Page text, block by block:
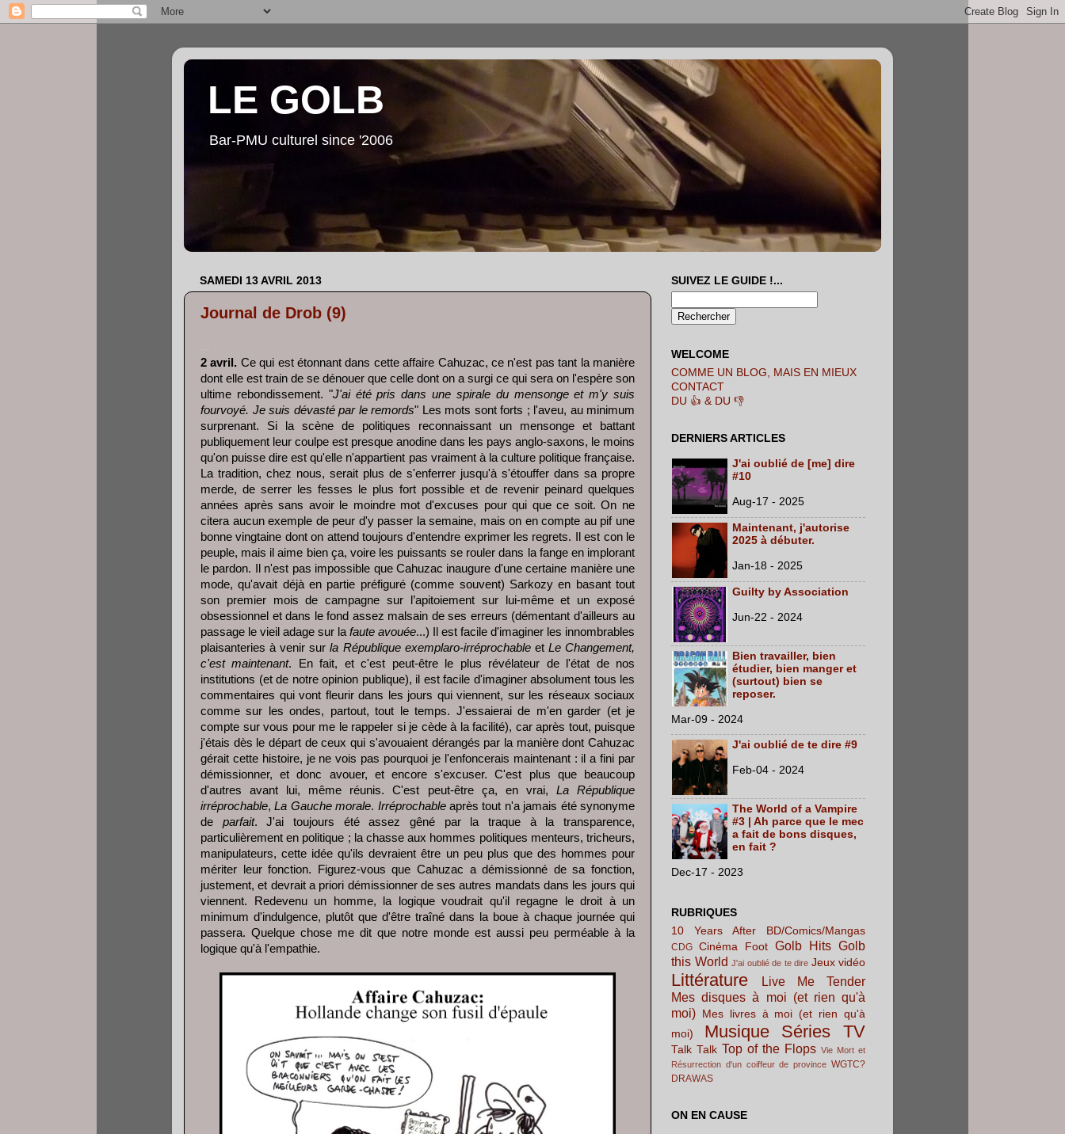
LE GOLB
Bar-PMU culturel since '2006
SAMEDI 13 AVRIL 2013
Journal de Drob (9)
2 avril. Ce qui est étonnant dans cette affaire Cahuzac, ce n'est pas tant la manière
dont elle est train de se dénouer que celle dont on a surgi ce qui sera on l'espère son
ultime rebondissement. "J'ai été pris dans une spirale du mensonge et m'y suis
fourvoyé. Je suis dévasté par le remords" Les mots sont forts ; l'aveu, au minimum
surprenant. Si la scène de politiques reconnaissant un mensonge et battant
publiquement leur coulpe est presque anodine dans les pays anglo-saxons, le moins
qu'on puisse dire est qu'elle n'appartient pas vraiment à la culture politique française.
La tradition, chez nous, serait plus de s'enferrer jusqu'à s'étouffer dans sa propre
merde, de serrer les fesses le plus fort possible et de revenir peinard quelques
années après sans avoir le moindre mot d'excuses pour qui que ce soit. On ne
citera aucun exemple de peur d'y passer la semaine, mais on en compte au pif une
bonne vingtaine dont on attend toujours d'entendre exprimer les regrets. Il est con le
peuple, mais il aime bien ça, voire les puissants se rouler dans la fange en implorant
le pardon. Il n'est pas impossible que Cahuzac inaugure d'une certaine manière une
mode, qu'avait déjà en partie préfiguré (comme souvent) Sarkozy en basant tout
son premier mois de campagne sur l’apitoiement sur lui-même et un exposé
obsessionnel et dans le fond assez malsain de ses erreurs (démentant d'ailleurs au
passage le vieil adage sur la faute avouée...) Il est facile d'imaginer les innombrables
plaisanteries à venir surla République exemplaro-irréprochableet Le Changement,
c'est maintenant. En fait, et c'est peut-être le plus révélateur de l'état de nos
institutions (et de notre opinion publique), il est facile d'imaginer absolument tous les
commentaires qui vont fleurir dans les jours qui viennent, sur les réseaux sociaux
comme sur les ondes, partout, tout le temps. J'essaierai de m'en garder (et je
compte sur vous pour me le rappeler si je cède à la facilité), car après tout, puisque
j'étais dès le départ de ceux qui s'avouaient dérangés par la manière dont Cahuzac
gérait cette histoire, je ne vois pas pourquoi je l'enfoncerais maintenant : il a fini par
démissionner, et donc avouer, et encore s'excuser. C'est plus que beaucoup
d'autres avant lui, même réunis. C'est peut-être ça, en vrai, La République
irréprochable,La Gauche morale. Irréprochableaprès tout n'a jamais été synonyme
de parfait. J'ai toujours été assez gêné par la traque à la transparence,
particulièrement en politique ; la chasse aux hommes politiques menteurs, tricheurs,
manipulateurs, cette idée qu'ils devraient être un peu plus que des hommes pour
mériter leur fonction. Figurez-vous que Cahuzac a démissionné de sa fonction,
justement, et devrait a priori démissionner de ses autres mandats dans les jours qui
viennent. Redevenu un homme, la logique voudrait qu'il regagne le droit à un
minimum d'indulgence, plutôt que d'être traîné dans la boue à chaque journée qui
passera. Quelque chose me dit que notre monde est aussi peu perméable à la
logique qu'à l'empathie.
SUIVEZ LE GUIDE !...
WELCOME
COMME UN BLOG, MAIS EN MIEUX
CONTACT
DU 👍 & DU 👎
DERNIERS ARTICLES
J'ai oublié de [me] dire
#10
Aug-17 - 2025
Maintenant, j'autorise
2025 à débuter.
Jan-18 - 2025
Guilty by Association
Jun-22 - 2024
Bien travailler, bien
étudier, bien manger et
(surtout) bien se
reposer.
Mar-09 - 2024
J'ai oublié de te dire #9
Feb-04 - 2024
The World of a Vampire
#3 | Ah parce que le mec
a fait de bons disques,
en fait ?
Dec-17 - 2023
RUBRIQUES
10 Years After
BD/Comics/Mangas
CDG Cinéma Foot Golb Hits Golb
this World J'ai oublié de te dire Jeux vidéo
Littérature
Live Me Tender
Mes disques à moi (et rien qu'à
moi) Mes livres à moi (et rien qu'à
moi)
Musique Séries TV
Talk Talk Top of the Flops Vie Mort et
Résurrection d'un coiffeur de province WGTC?
DRAWAS
ON EN CAUSE